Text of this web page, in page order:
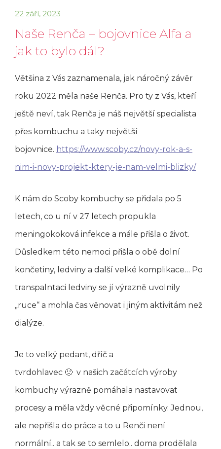
22 září, 2023
Naše Renča – bojovnice Alfa a
jak to bylo dál?
Většina z Vás zaznamenala, jak náročný závěr
roku 2022 měla naše Renča. Pro ty z Vás, kteří
ještě neví, tak Renča je náš největší specialista
přes kombuchu a taky největší
bojovnice. https://www.scoby.cz/novy-rok-a-s-
nim-i-novy-projekt-ktery-je-nam-velmi-blizky/
K nám do Scoby kombuchy se přidala po 5
letech, co u ní v 27 letech propukla
meningokoková infekce a mále přišla o život.
Důsledkem této nemoci přišla o obě dolní
končetiny, ledviny a další velké komplikace… Po
transpalntaci ledviny se jí výrazně uvolnily
„ruce“ a mohla čas věnovat i jiným aktivitám než
dialýze.
Je to velký pedant, dříč a
tvrdohlavec 🙂 v našich začátcích výroby
kombuchy výrazně pomáhala nastavovat
procesy a měla vždy věcné připomínky. Jednou,
ale nepřišla do práce a to u Renči není
normální.. a tak se to semlelo.. doma prodělala